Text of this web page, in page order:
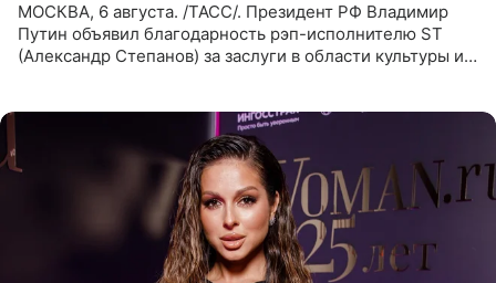
МОСКВА, 6 августа. /ТАСС/. Президент РФ Владимир
Путин объявил благодарность рэп-исполнителю ST
(Александр Степанов) за заслуги в области культуры и